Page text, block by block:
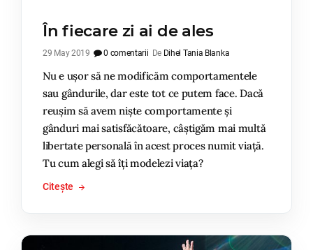
În fiecare zi ai de ales
29 May 2019 0 comentarii De Dihel Tania Blanka
Nu e ușor să ne modificăm comportamentele
sau gândurile, dar este tot ce putem face. Dacă
reușim să avem niște comportamente și
gânduri mai satisfăcătoare, câștigăm mai multă
libertate personală în acest proces numit viață.
Tu cum alegi să îți modelezi viața?
Citește